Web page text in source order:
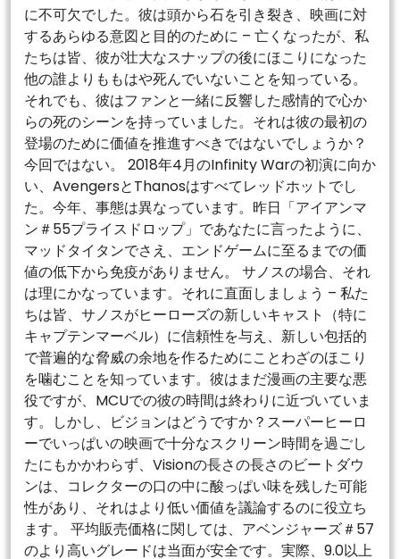
に不可欠でした。彼は頭から石を引き裂き、映画に対
するあらゆる意図と目的のために – 亡くなったが、私
たちは皆、彼が壮大なスナップの後にほこりになった
他の誰よりももはや死んでいないことを知っている。
それでも、彼はファンと一緒に反響した感情的で心か
らの死のシーンを持っていました。それは彼の最初の
登場のために価値を推進すべきではないでしょうか？
今回ではない。 2018年4月のInfinity Warの初演に向か
い、AvengersとThanosはすべてレッドホットでし
た。今年、事態は異なっています。昨日「アイアンマ
ン＃55プライスドロップ」であなたに言ったように、
マッドタイタンでさえ、エンドゲームに至るまでの価
値の低下から免疫がありません。 サノスの場合、それ
は理にかなっています。それに直面しましょう – 私た
ちは皆、サノスがヒーローズの新しいキャスト（特に
キャプテンマーベル）に信頼性を与え、新しい包括的
で普遍的な脅威の余地を作るためにことわざのほこり
を噛むことを知っています。彼はまだ漫画の主要な悪
役ですが、MCUでの彼の時間は終わりに近づいていま
す。しかし、ビジョンはどうですか？スーパーヒーロ
ーでいっぱいの映画で十分なスクリーン時間を過ごし
たにもかかわらず、Visionの長さの長さのビートダウ
ンは、コレクターの口の中に酸っぱい味を残した可能
性があり、それはより低い価値を議論するのに役立ち
ます。 平均販売価格に関しては、アベンジャーズ＃57
のより高いグレードは当面が安全です。実際、9.0以上